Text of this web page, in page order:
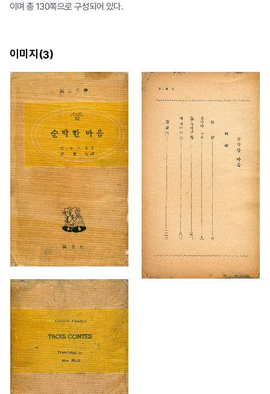
이며 총 130쪽으로 구성되어 있다.
이미지(3)